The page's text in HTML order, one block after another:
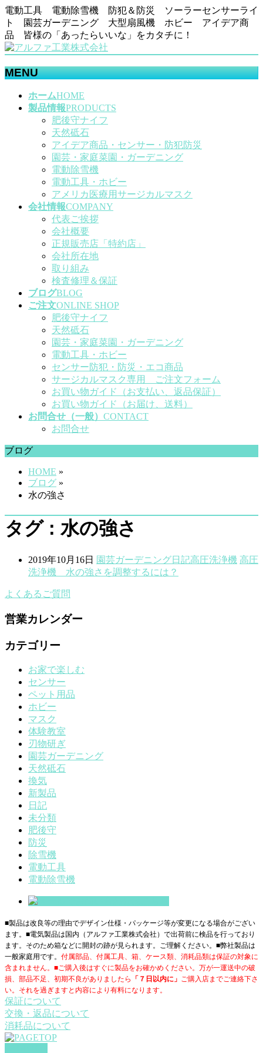
電動工具 電動除雪機 防犯＆防災 ソーラーセンサーライ
ト 園芸ガーデニング 大型扇風機 ホビー アイデア商
品 皆様の「あったらいいな」をカタチに！
MENU
ホームHOME
製品情報PRODUCTS
肥後守ナイフ
天然砥石
アイデア商品・センサー・防犯防災
園芸・家庭菜園・ガーデニング
電動除雪機
電動工具・ホビー
アメリカ医療用サージカルマスク
会社情報COMPANY
代表ご挨拶
会社概要
正規販売店「特約店」
会社所在地
取り組み
検査修理＆保証
ブログBLOG
ご注文ONLINE SHOP
肥後守ナイフ
天然砥石
園芸・家庭菜園・ガーデニング
電動工具・ホビー
センサー防犯・防災・エコ商品
サージカルマスク専用 ご注文フォーム
お買い物ガイド（お支払い、返品保証）
お買い物ガイド（お届け、送料）
お問合せ（一般） CONTACT
お問合せ
ブログ
HOME »
ブログ »
水の強さ
タグ : 水の強さ
2019年10月16日 園芸ガーデニング日記高圧洗浄機 高圧
洗浄機 水の強さを調整するには？
よくあるご質問
営業カレンダー
カテゴリー
お家で楽しむ
センサー
ペット用品
ホビー
マスク
体験教室
刃物研ぎ
園芸ガーデニング
天然砥石
換気
新製品
日記
未分類
肥後守
防災
除雪機
電動工具
電動除雪機
■製品は改良等の理由でデザイン仕様・パッケージ等が変更になる場合がござい
ます。■電気製品は国内（アルファ工業株式会社）で出荷前に検品を行っており
ます。そのため箱などに開封の跡が見られます。ご理解ください。■弊社製品は
一般家庭用です。 付属部品、付属工具、箱、ケース類、消耗品類は保証の対象に
含まれません。■ご購入後はすぐに製品をお確かめください。万が一運送中の破
損、部品不足、初期不良がありましたら
「７日以内に」 ご購入店までご連絡下さ
い。それを過ぎますと内容により有料になります。
保証について
交換・返品について
消耗品について